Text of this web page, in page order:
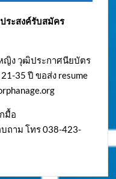
ระสงค์รับสมัคร
ญิง วุฒิประกาศนียบัตร
35 ปี ขอส่ง resume
มื้อ
ถาม โทร 038-423-